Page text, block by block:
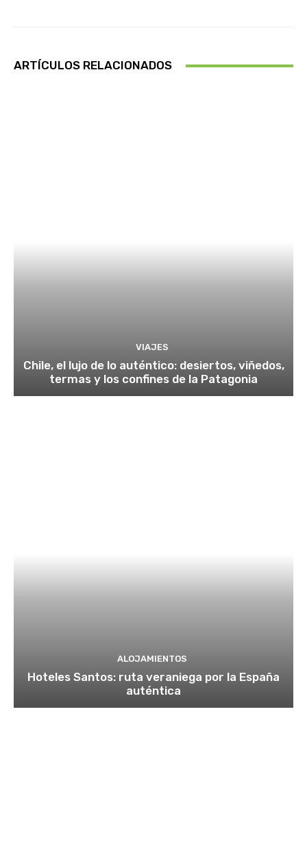
ARTÍCULOS RELACIONADOS
VIAJES
Chile, el lujo de lo auténtico: desiertos, viñedos,
termas y los confines de la Patagonia
ALOJAMIENTOS
Hoteles Santos: ruta veraniega por la España
auténtica